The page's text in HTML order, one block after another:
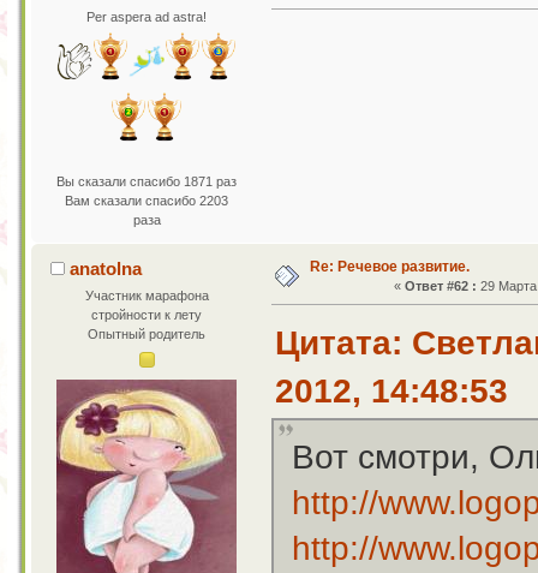
Per aspera ad astra!
Вы сказали спасибо 1871 раз
Вам сказали спасибо 2203
раза
anatolna
Участник марафона
стройности к лету
Опытный родитель
Re: Речевое развитие.
« Ответ #62 : 29
Цитата:
2012, 14:48:53
Вот смотри,
http://
http://